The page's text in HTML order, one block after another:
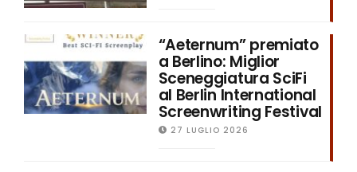
“Aeternum” premiato
a Berlino: Miglior
Sceneggiatura SciFi
al Berlin International
Screenwriting Festival
27 LUGLIO 2026